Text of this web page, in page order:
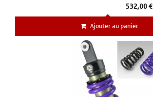
532,00 €
Ajouter au panier